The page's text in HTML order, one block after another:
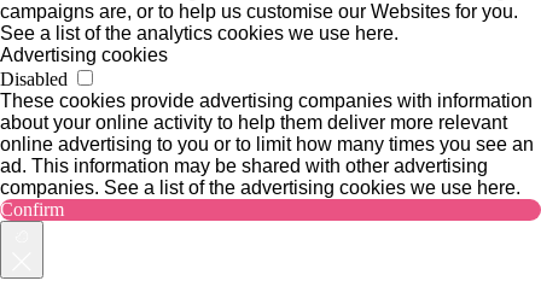
campaigns are, or to help us customise our Websites for you.
See a list of the analytics cookies we use here.
Advertising cookies
Disabled
These cookies provide advertising companies with information
about your online activity to help them deliver more relevant
online advertising to you or to limit how many times you see an
ad. This information may be shared with other advertising
companies. See a list of the advertising cookies we use here.
Confirm